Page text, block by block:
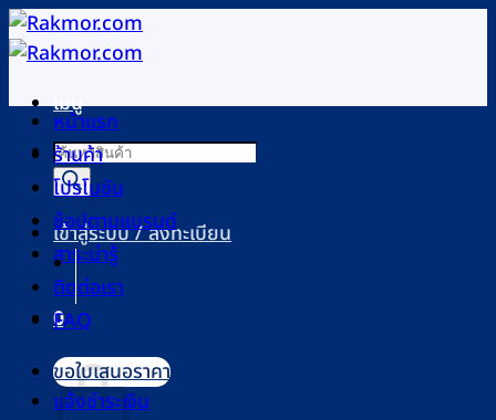
ข้าม
ไป
เนื้อหาเมนู
Products
search
เข้าสู่ระบบ / ลงทะเบียน
0
หน้าแรก
ร้านค้า
โปรโมชัน
ช้อปตามแบรนด์
สาระน่ารู้
ติดต่อเรา
FAQ
ขอใบเสนอราคา
แจ้งชำระเงิน